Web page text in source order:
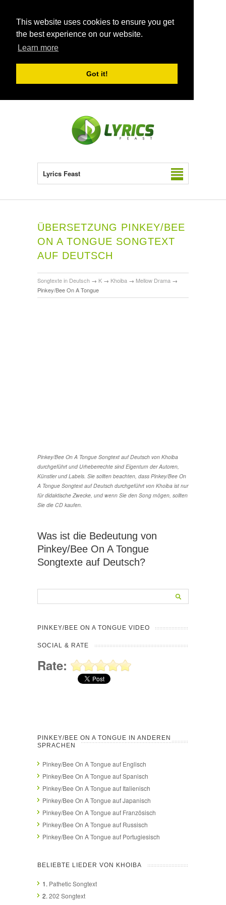
This website uses cookies to ensure you get
the best experience on our website.
Learn more
Got it!
Lyrics Feast
ÜBERSETZUNG PINKEY/BEE
ON A TONGUE SONGTEXT
AUF DEUTSCH
Songtexte in Deutsch → K → Khoiba → Mellow Drama →
Pinkey/Bee On A Tongue
Pinkey/Bee On A Tongue Songtext auf Deutsch von Khoiba
durchgeführt und Urheberrechte sind Eigentum der Autoren,
Künstler und Labels. Sie sollten beachten, dass Pinkey/Bee On
A Tongue Songtext auf Deutsch durchgeführt von Khoiba ist nur
für didaktische Zwecke, und wenn Sie den Song mögen, sollten
Sie die CD kaufen.
Was ist die Bedeutung von
Pinkey/Bee On A Tongue
Songtexte auf Deutsch?
PINKEY/BEE ON A TONGUE VIDEO
SOCIAL & RATE
Rate:
PINKEY/BEE ON A TONGUE IN ANDEREN
SPRACHEN
Pinkey/Bee On A Tongue auf Englisch
Pinkey/Bee On A Tongue auf Spanisch
Pinkey/Bee On A Tongue auf Italienisch
Pinkey/Bee On A Tongue auf Japanisch
Pinkey/Bee On A Tongue auf Französisch
Pinkey/Bee On A Tongue auf Russisch
Pinkey/Bee On A Tongue auf Portugiesisch
BELIEBTE LIEDER VON KHOIBA
1. Pathetic Songtext
2. 202 Songtext